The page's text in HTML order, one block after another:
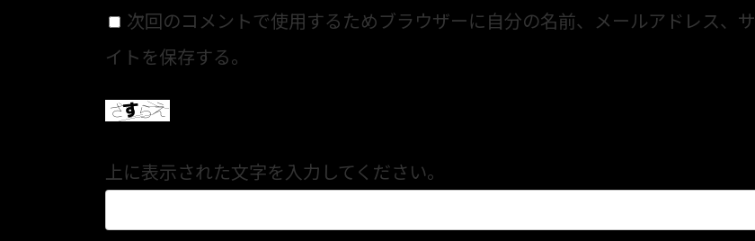
次回のコメントで使用するためブラウザーに自分の名前、メールアドレス、サ
イトを保存する。
上に表示された文字を入力してください。